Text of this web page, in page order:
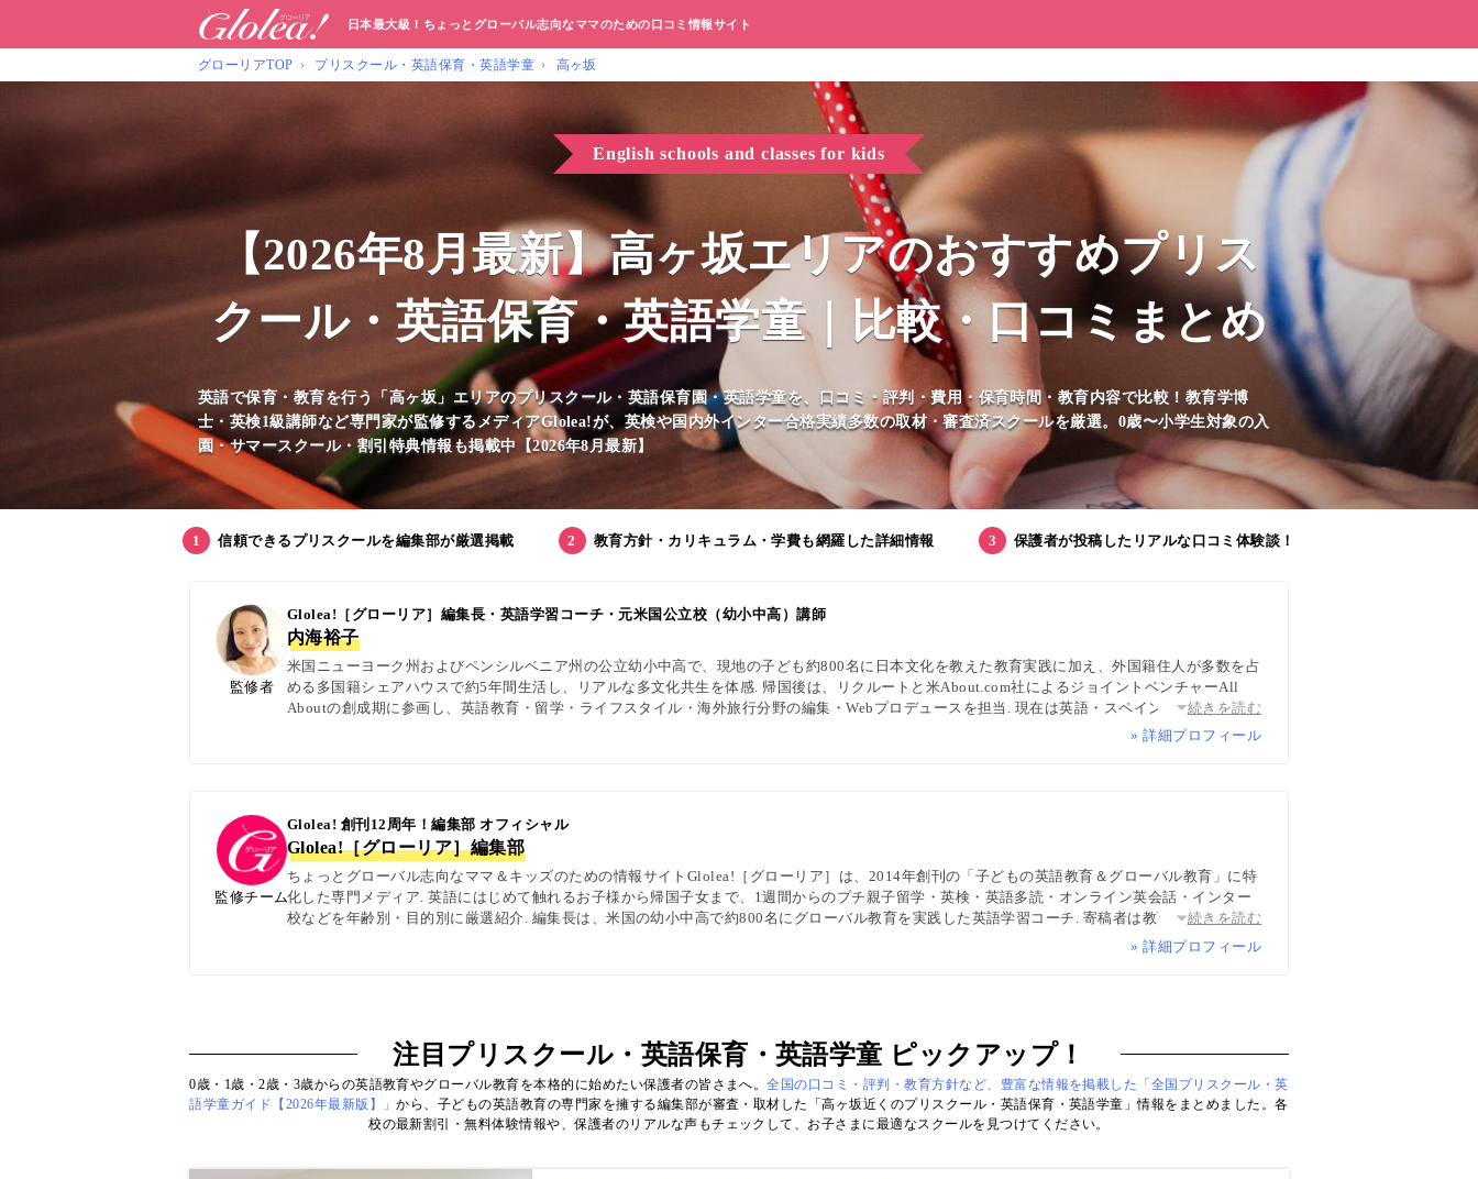
日本最大級！ちょっとグローバル志向なママのための口コミ情報サイト
グローリアTOP プリスクール・英語保育・英語学童 高ヶ坂
English schools and classes for kids
【2026年8月最新】高ヶ坂エリアのおすすめプリス
クール・英語保育・英語学童｜比較・口コミまとめ
英語で保育・教育を行う「高ヶ坂」エリアのプリスクール・英語保育園・英語学童を、口コミ・評判・費用・保育時間・教育内容で比較！教育学博
士・英検1級講師など専門家が監修するメディアGlolea!が、英検や国内外インター合格実績多数の取材・審査済スクールを厳選。0歳〜小学生対象の入
園・サマースクール・割引特典情報も掲載中【2026年8月最新】
信頼できるプリスクールを編集部が厳選掲載 教育方針・カリキュラム・学費も網羅した詳細情報 保護者が投稿したリアルな口コミ体験談！
監修者
Glolea!［グローリア］編集長・英語学習コーチ・元米国公立校（幼小中高）講師
内海裕子
米国ニューヨーク州およびペンシルベニア州の公立幼小中高で、現地の子ども約800名に日本文化を教えた教育実践に加え、外国籍住人が多数を占
める多国籍シェアハウスで約5年間生活し、リアルな多文化共生を体感. 帰国後は、リクルートと米About.com社によるジョイントベンチャーAll
Aboutの創成期に参画し、英語教育・留学・ライフスタイル・海外旅行分野の編集・Webプロデュースを担当. 現在は英語・スペイン語・中国語・
日本語の4言語を駆使し、世界中の女性や母親と対話・取材を継続. 親子留学、バイリンガル育児、おうち英語、子どもオンライン英会話に関する
続きを読む
» 詳細プロフィール
監修チーム
Glolea! 創刊12周年！編集部 オフィシャル
Glolea!［グローリア］編集部
ちょっとグローバル志向なママ＆キッズのための情報サイトGlolea!［グローリア］は、2014年創刊の「子どもの英語教育＆グローバル教育」に特
化した専門メディア. 英語にはじめて触れるお子様から帰国子女まで、1週間からのプチ親子留学・英検・英語多読・オンライン英会話・インター
校などを年齢別・目的別に厳選紹介. 編集長は、米国の幼小中高で約800名にグローバル教育を実践した英語学習コーチ. 寄稿者は教育学博士、イン
ター校経営者、子ども向けの英検1級・TOEIC・TOEFL・IELTS指導者、海外で子育て中のワーキングママなど多様な専門家が多数. 日経・AERA
続きを読む
» 詳細プロフィール
注目プリスクール・英語保育・英語学童 ピックアップ！
0歳・1歳・2歳・3歳からの英語教育やグローバル教育を本格的に始めたい保護者の皆さまへ。全国の口コミ・評判・教育方針など、豊富な情報を掲載した「全国プリスクール・英
語学童ガイド【2026年最新版】」から、子どもの英語教育の専門家を擁する編集部が審査・取材した「高ヶ坂近くのプリスクール・英語保育・英語学童」情報をまとめました。各
校の最新割引・無料体験情報や、保護者のリアルな声もチェックして、お子さまに最適なスクールを見つけてください。